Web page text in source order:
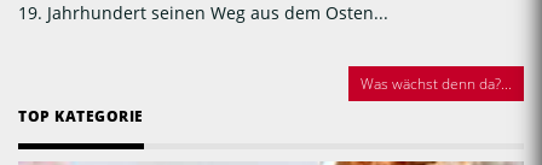
19. Jahrhundert seinen Weg aus dem Osten...
Was wächst denn da?...
TOP KATEGORIE